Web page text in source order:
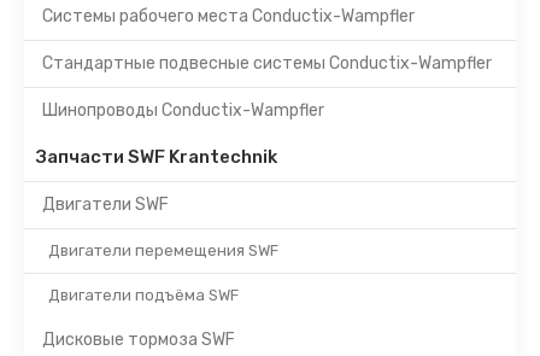
Системы рабочего места Conductix-Wampfler
Стандартные подвесные системы Conductix-Wampfler
Шинопроводы Conductix-Wampfler
Запчасти SWF Krantechnik
Двигатели SWF
Двигатели перемещения SWF
Двигатели подъёма SWF
Дисковые тормоза SWF